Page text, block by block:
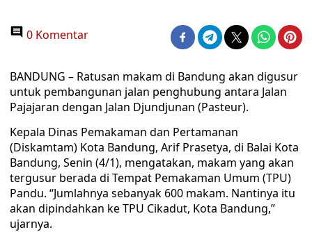
0 Komentar
BANDUNG – Ratusan makam di Bandung akan digusur
untuk pembangunan jalan penghubung antara Jalan
Pajajaran dengan Jalan Djundjunan (Pasteur).
Kepala Dinas Pemakaman dan Pertamanan
(Diskamtam) Kota Bandung, Arif Prasetya, di Balai Kota
Bandung, Senin (4/1), mengatakan, makam yang akan
tergusur berada di Tempat Pemakaman Umum (TPU)
Pandu. “Jumlahnya sebanyak 600 makam. Nantinya itu
akan dipindahkan ke TPU Cikadut, Kota Bandung,”
ujarnya.